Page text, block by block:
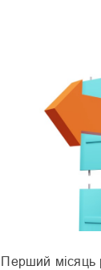
Перший місяць